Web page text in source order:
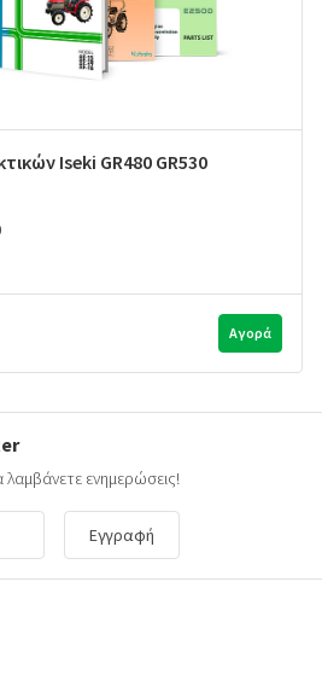
Iseki GR480 GR530
Αγορά
λαμβάνετε ενημερώσεις!
Εγγραφή